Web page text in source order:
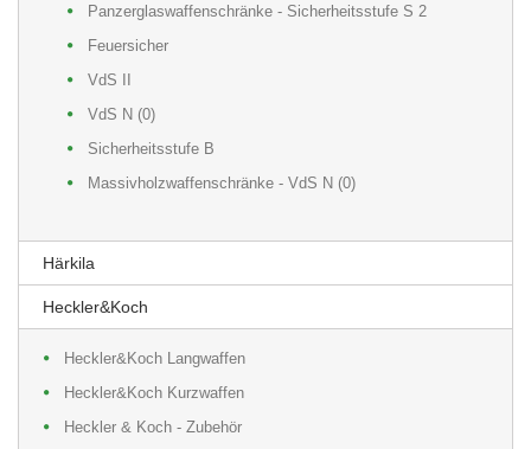
Panzerglaswaffenschränke - Sicherheitsstufe S 2
Feuersicher
VdS II
VdS N (0)
Sicherheitsstufe B
Massivholzwaffenschränke - VdS N (0)
Härkila
Heckler&Koch
Heckler&Koch Langwaffen
Heckler&Koch Kurzwaffen
Heckler & Koch - Zubehör